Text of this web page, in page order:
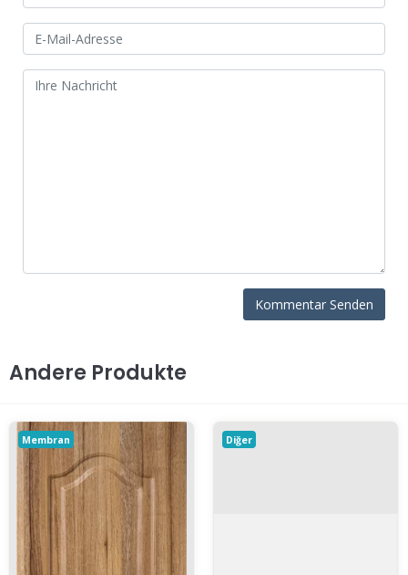
Andere Produkte
Membran Diğer